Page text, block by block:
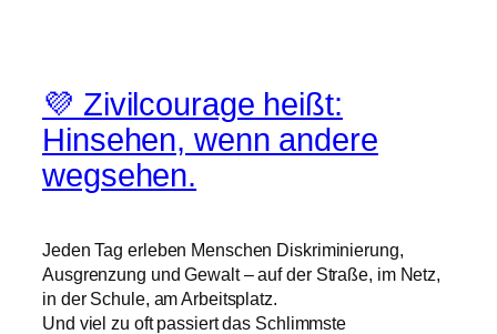
💜 Zivilcourage heißt:
Hinsehen, wenn andere
wegsehen.
Jeden Tag erleben Menschen Diskriminierung,
Ausgrenzung und Gewalt – auf der Straße, im Netz,
in der Schule, am Arbeitsplatz.
Und viel zu oft passiert das Schlimmste